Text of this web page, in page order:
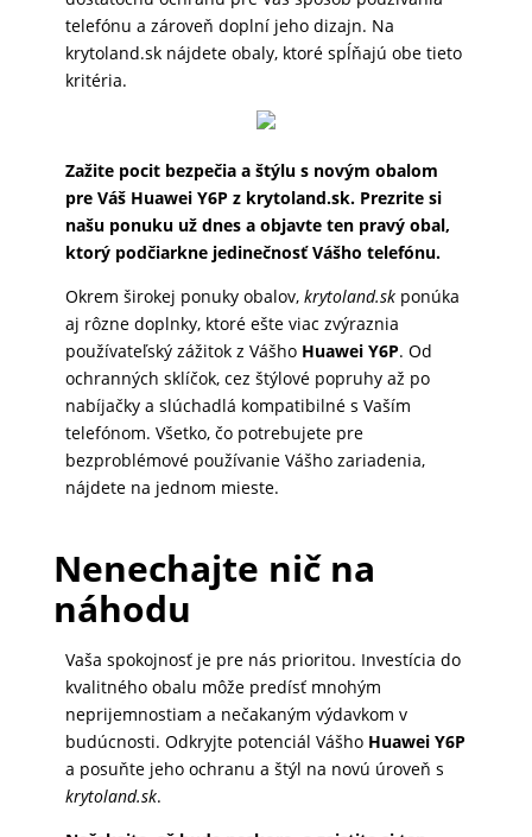
ZÁHRADA
telefónu a zároveň doplní jeho dizajn. Na
krytoland.sk nájdete obaly, ktoré spĺňajú obe tieto
kritéria.
Zažite pocit bezpečia a štýlu s novým obalom
pre Váš Huawei Y6P z krytoland.sk. Prezrite si
našu ponuku už dnes a objavte ten pravý obal,
ktorý podčiarkne jedinečnosť Vášho telefónu.
Okrem širokej ponuky obalov, krytoland.skponúka
aj rôzne doplnky, ktoré ešte viac zvýraznia
používateľský zážitok z Vášho Huawei Y6P. Od
ochranných sklíčok, cez štýlové popruhy až po
nabíjačky a slúchadlá kompatibilné s Vaším
telefónom. Všetko, čo potrebujete pre
bezproblémové používanie Vášho zariadenia,
nájdete na jednom mieste.
Nenechajte nič na
náhodu
Vaša spokojnosť je pre nás prioritou. Investícia do
kvalitného obalu môže predísť mnohým
neprijemnostiam a nečakaným výdavkom v
budúcnosti. Odkryjte potenciál Vášho Huawei Y6P
a posuňte jeho ochranu a štýl na novú úroveň s
krytoland.sk.